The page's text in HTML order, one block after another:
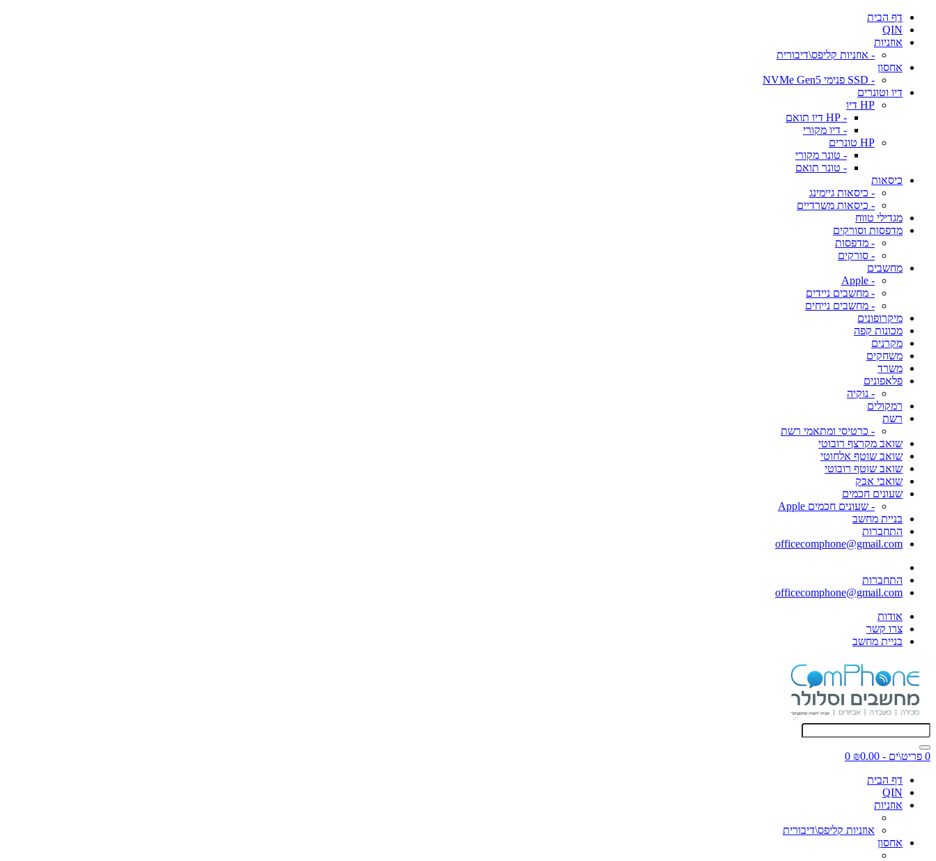
דף הבית
QIN
אוזניות
- אוזניות קליפס\דיבורית
אחסון
- SSD פנימי NVMe Gen5
דיו וטונרים
HP דיו
- HP דיו תואם
- דיו מקורי
HP טונרים
- טונר מקורי
- טונר תואם
כיסאות
- כיסאות גיימינג
- כיסאות משרדיים
מגדילי טווח
מדפסות וסורקים
- מדפסות
- סורקים
מחשבים
- Apple
- מחשבים ניידים
- מחשבים נייחים
מיקרופונים
מכונות קפה
מקרנים
משחקים
משרד
פלאפונים
- נוקיה
רמקולים
רשת
- כרטיסי ומתאמי רשת
שואב מקרצף רובוטי
שואב שוטף אלחוטי
שואב שוטף רובוטי
שואבי אבק
שעונים חכמים
- שעונים חכמים Apple
בניית מחשב
התחברות
officecomphone@gmail.com
התחברות
officecomphone@gmail.com
אודות
צרו קשר
בניית מחשב
0 פריט\ים - ₪0.00
0
דף הבית
QIN
אוזניות
אוזניות קליפס\דיבורית
אחסון